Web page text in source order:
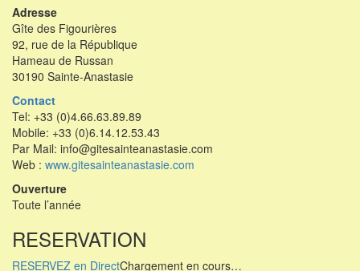
Adresse
Gîte des Figourières
92, rue de la République
Hameau de Russan
30190 Sainte-Anastasie
Contact
Tel: +33 (0)4.66.63.89.89
Mobile: +33 (0)6.14.12.53.43
Par Mail: info@gitesainteanastasie.com
Web : www.gitesainteanastasie.com
Ouverture
Toute l’année
RESERVATION
RESERVEZ en DirectChargement en cours…